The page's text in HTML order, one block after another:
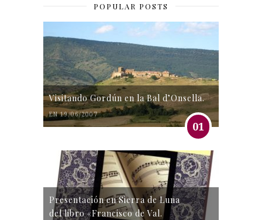
POPULAR POSTS
Visitando Gordún en la Bal d’Onsella.
EN 19/06/2007
01
Presentación en Sierra de Luna
del libro «Francisco de Val.